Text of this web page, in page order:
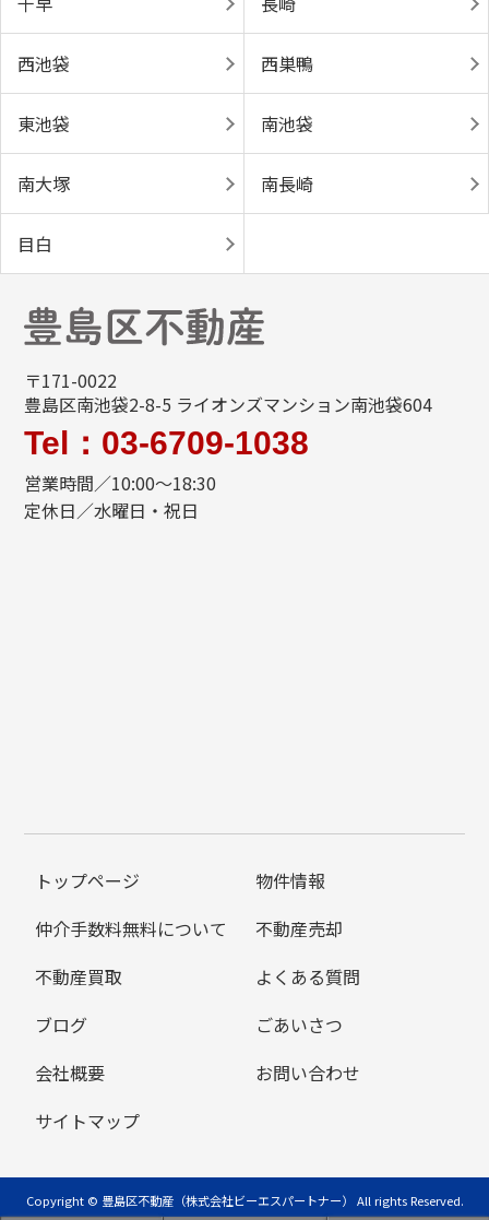
西池袋 西巣鴨
東池袋 南池袋
南大塚 南長崎
目白
〒171-0022
豊島区南池袋2-8-5 ライオンズマンション南池袋604
Tel：03-6709-1038
営業時間／10:00～18:30
定休日／水曜日・祝日
トップページ
物件情報
仲介手数料無料について
不動産売却
不動産買取
よくある質問
ブログ
ごあいさつ
会社概要
お問い合わせ
サイトマップ
Copyright © 豊島区不動産（株式会社ビーエスパートナー） All rights Reserved.